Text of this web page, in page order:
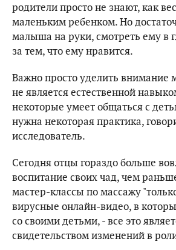
родители просто не знают, как
маленьким ребенком. Но
малыша на руки, смотреть ему в
за тем, что ему нравится.
Важно просто уделить внимание
не является естественной
некоторые умеет общаться с
нужна некоторая практика,
исследователь.
Сегодня отцы гораздо больше
воспитание своих чад, чем
мастер-классы по массажу
вирусные онлайн-видео, в
со своими детьми, - все это
свидетельством изменений в